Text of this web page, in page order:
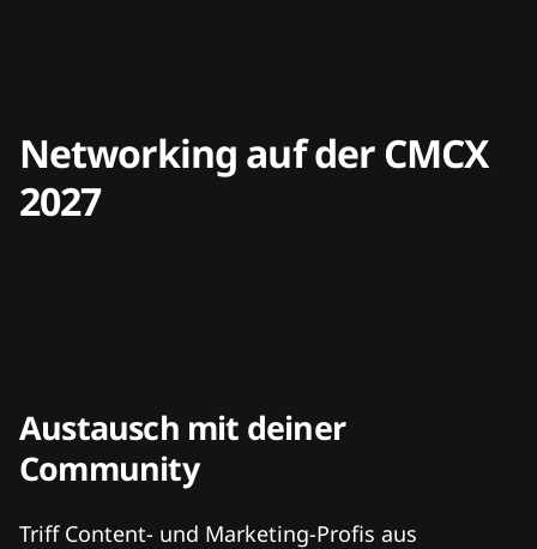
Networking auf der CMCX
2027
Austausch mit deiner
Community
Triff Content- und Marketing-Profis aus